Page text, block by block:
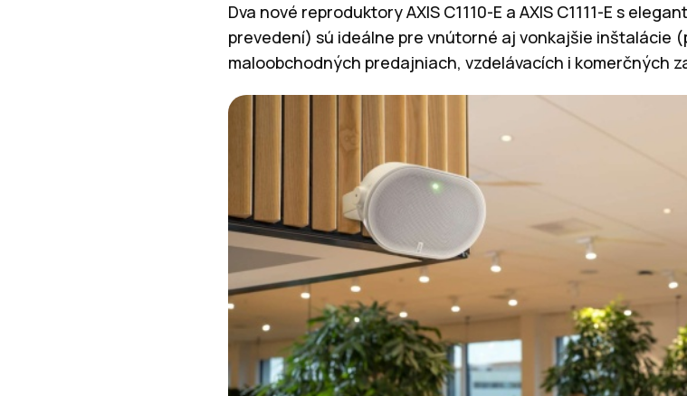
Dva nové reproduktory AXIS C1110-E a AXIS C1111-E s
prevedení) sú ideálne pre vnútorné aj vonkajšie inštalácie
maloobchodných predajniach, vzdelávacích i komerčných